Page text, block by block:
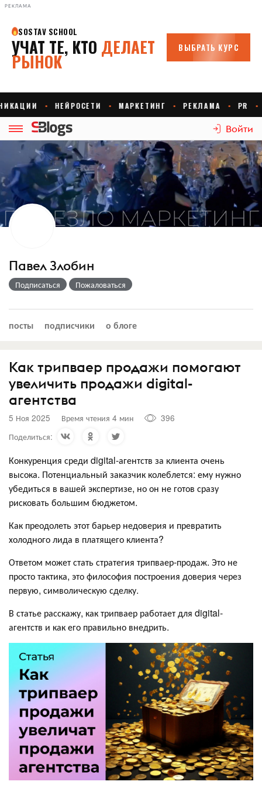
РЕКЛАМА
Войти
Павел Злобин
Подписаться Пожаловаться
посты подписчики о блоге
Как трипваер продажи помогают
увеличить продажи digital-
агентства
5 Ноя 2025 Время чтения 4 мин
396
Поделиться:
Конкуренция среди digital-агентств за клиента очень
высока. Потенциальный заказчик колеблется: ему нужно
убедиться в вашей экспертизе, но он не готов сразу
рисковать большим бюджетом.
Как преодолеть этот барьер недоверия и превратить
холодного лида в платящего клиента?
Ответом может стать стратегия трипваер-продаж. Это не
просто тактика, это философия построения доверия через
первую, символическую сделку.
В статье расскажу, как трипваер работает для digital-
агентств и как его правильно внедрить.